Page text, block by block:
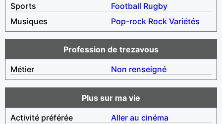
Sports
Football Rugby
Musiques
Pop-rock Rock Variétés
Profession de trezavous
Métier
Non renseigné
Plus sur ma vie
Activité préférée
Aller au cinéma